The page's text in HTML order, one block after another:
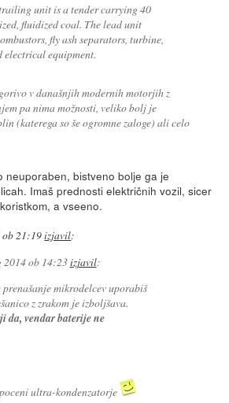
unit is a tender carrying 40
fluidized coal. The lead unit
fly ash separators, turbine,
electrical equipment.
v današnjih modernih motorjih z
pa nima možnosti, veliko bolj je
(katerega so še ogromne zaloge) ali celo
neuporaben, bistveno bolje ga je
Imaš prednosti električnih vozil, sicer
a vseeno.
ob 21:19izjavil:
2014 ob 14:23izjavil:
prenašanje mikrodelcev uporabiš
z zrakom je izboljšava.
da, vendar baterije ne
ultra-kondenzatorje